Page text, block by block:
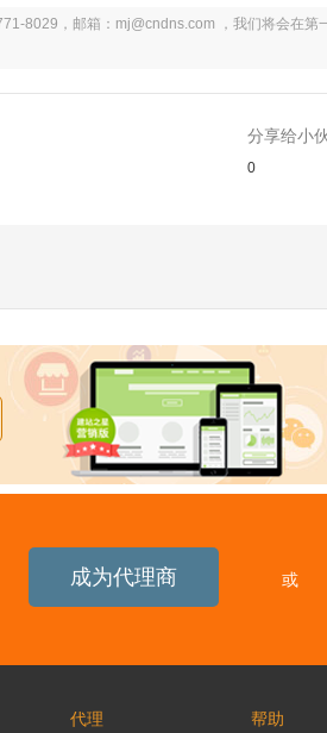
8029，邮箱：mj@cndns.com ，我们将会在第
分享给小
0
成为代理商 或
代理 帮助